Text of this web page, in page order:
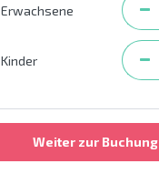
Erwachsene
Kinder
Weiter zur Buchung